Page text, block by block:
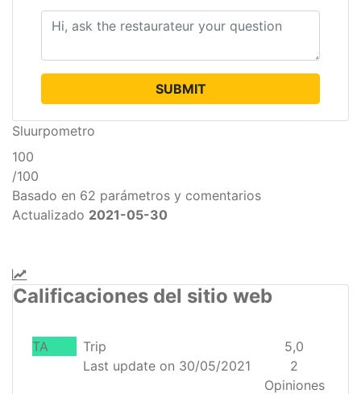
SUBMIT
Sluurpometro
100
/100
Basado en 62 parámetros y comentarios
Actualizado 2021-05-30
Calificaciones del sitio web
TA
Trip
Last update on 30/05/2021
5,0
2
Opiniones